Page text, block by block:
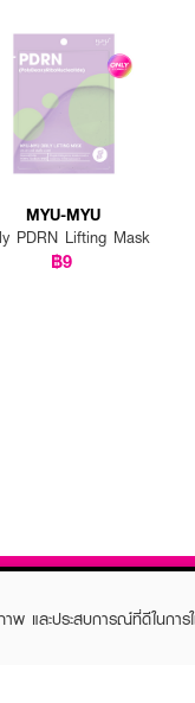
MYU-MYU
PDRN Lifting Mask
฿9
พ และประสบการณ์ที่ดีในก